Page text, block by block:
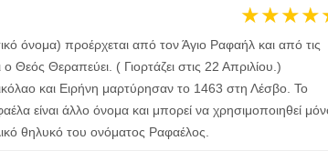
★★★★
όνομα) προέρχεται από τον Άγιο Ραφαήλ και από τις
Θεός Θεραπεύει. ( Γιορτάζει στις 22 Απριλίου.)
και Ειρήνη μαρτύρησαν το 1463 στη Λέσβο. Το
είναι άλλο όνομα και μπορεί να χρησιμοποιηθεί
θηλυκό του ονόματος Ραφαέλος.